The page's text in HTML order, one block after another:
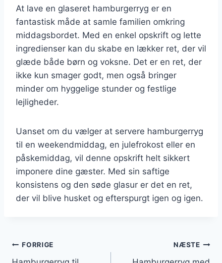
At lave en glaseret hamburgerryg er en
fantastisk måde at samle familien omkring
middagsbordet. Med en enkel opskrift og lette
ingredienser kan du skabe en lækker ret, der vil
glæde både børn og voksne. Det er en ret, der
ikke kun smager godt, men også bringer
minder om hyggelige stunder og festlige
lejligheder.
Uanset om du vælger at servere hamburgerryg
til en weekendmiddag, en julefrokost eller en
påskemiddag, vil denne opskrift helt sikkert
imponere dine gæster. Med sin saftige
konsistens og den søde glasur er det en ret,
der vil blive husket og efterspurgt igen og igen.
Indlægsnavigation
FORRIGE NÆSTE